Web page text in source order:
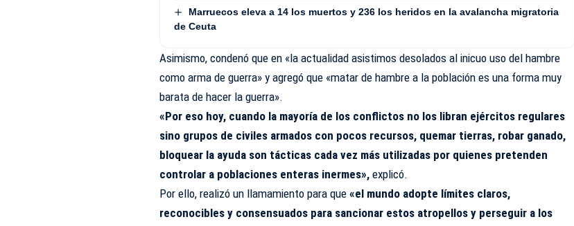
Marruecos eleva a 14 los muertos y 236 los heridos en la avalancha migratoria
de Ceuta
Asimismo, condenó que en «la actualidad asistimos desolados al inicuo uso del hambre
como arma de guerra» y agregó que «matar de hambre a la población es una forma muy
barata de hacer la guerra».
«Por eso hoy, cuando la mayoría de los conflictos no los libran ejércitos regulares
sino grupos de civiles armados con pocos recursos, quemar tierras, robar ganado,
bloquear la ayuda son tácticas cada vez más utilizadas por quienes pretenden
controlar a poblaciones enteras inermes», explicó.
Por ello, realizó un llamamiento para que«el mundo adopte límites claros,
reconocibles y consensuados para sancionar estos atropellos y perseguir a los